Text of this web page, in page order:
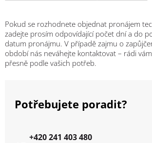
Pokud se rozhodnete objednat pronájem
zadejte prosím odpovídající počet dní a do
datum pronájmu. V případě zajmu o
období nás neváhejte kontaktovat – rádi
přesně podle vašich potřeb.
Potřebujete poradit?
+420 241 403 480